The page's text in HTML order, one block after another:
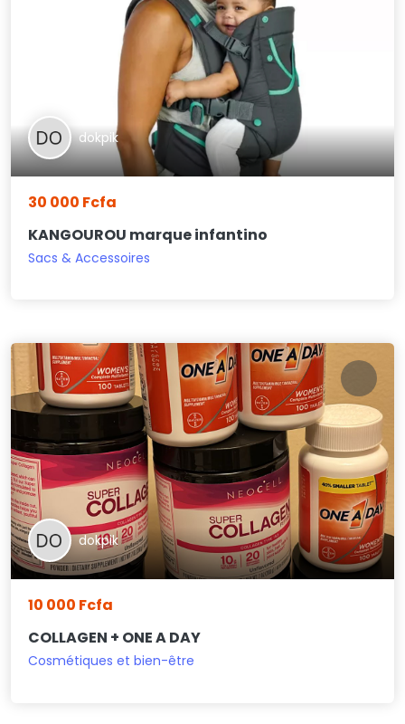
dokpik
30 000 Fcfa
KANGOUROU marque infantino
Sacs & Accessoires
dokpik
10 000 Fcfa
COLLAGEN + ONE A DAY
Cosmétiques et bien-être